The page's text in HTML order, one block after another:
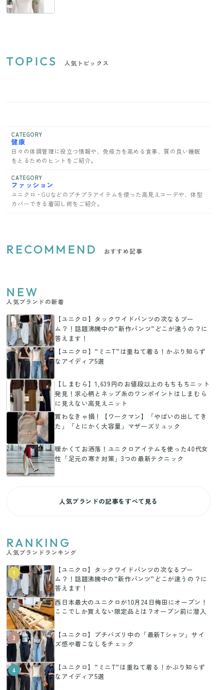
TOPICS 人気トピックス
CATEGORY
健康
日々の体調管理に役立つ情報や、免疫力を高める食事、質の良い睡眠
をとるためのヒントをご紹介。
CATEGORY
ファッション
ユニクロ・GUなどのプチプラアイテムを使った高見えコーデや、体型
カバーできる着回し術をご紹介。
RECOMMEND おすすめ記事
NEW
人気ブランドの新着
【ユニクロ】タックワイドパンツの次なるブー
ム？！話題沸騰中の“新作パンツ”どこが違うの？に
答えます！
【ユニクロ】“ミニT”は重ねて着る！かぶり知らず
なアイディア5選
【しまむら】1,639円のお値段以上のもちもちニット
発見！求心柄とネップ糸のワンポイントはしまむら
に見えない高見えニット
買わなきゃ損！【ワークマン】「やばいの出してき
た」「とにかく大容量」マザーズリュック
暖かくてお洒落！ユニクロアイテムを使った40代女
性「足元の寒さ対策」3つの最新テクニック
人気ブランドの記事をすべて見る
RANKING
人気ブランドランキング
1
【ユニクロ】タックワイドパンツの次なるブー
ム？！話題沸騰中の“新作パンツ”どこが違うの？に
答えます！
2
西日本最大のユニクロが10月24日梅田にオープン！
ここでしか買えない限定品とは？オープン前に潜入
3
【ユニクロ】プチバズリ中の「最新Tシャツ」サイ
ズ感や着こなしをチェック
4
【ユニクロ】“ミニT”は重ねて着る！かぶり知らず
なアイディア5選